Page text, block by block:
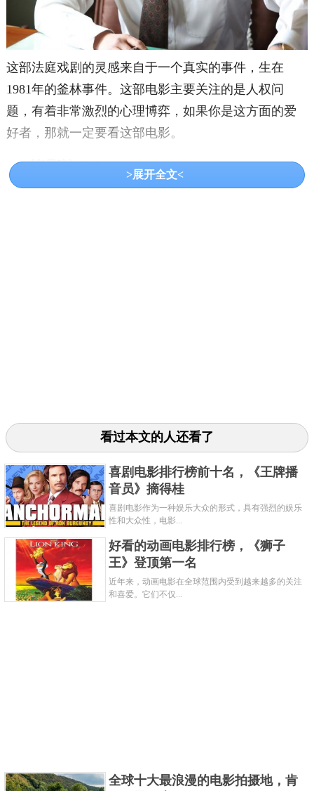
这部法庭戏剧的灵感来自于一个真实的事件，生在
1981年的釜林事件。这部电影主要关注的是人权问
题，有着非常激烈的心理博弈，如果你是这方面的爱
好者，那就一定要看这部电影。
3、《老男孩》2003
这部电影中被刻画得无懈可击，生命、伦理、爱情以
关键字：电影
共3页: 上一页 1 2 3 下一页
>展开全文<
看过本文的人还看了
喜剧电影排行榜前十名，《王牌播
音员》摘得桂
喜剧电影作为一种娱乐大众的形式，具有强烈的娱乐
性和大众性，电影...
好看的动画电影排行榜，《狮子
王》登顶第一名
近年来，动画电影在全球范围内受到越来越多的关注
和喜爱。它们不仅...
全球十大最浪漫的电影拍摄地，肯